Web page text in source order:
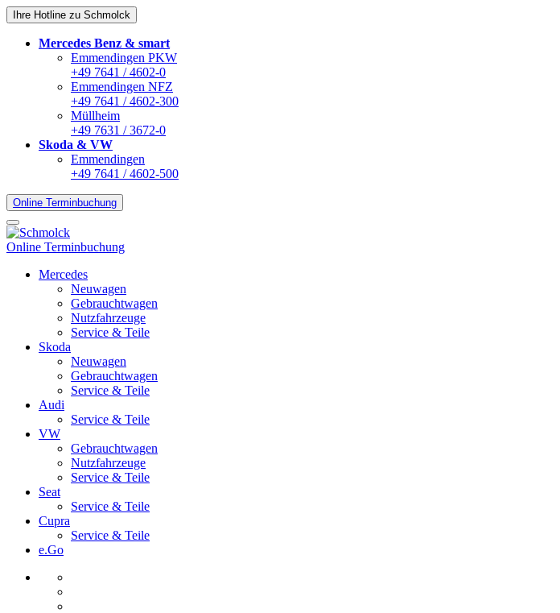
Ihre Hotline zu Schmolck
Mercedes Benz & smart
Emmendingen PKW
+49 7641 / 4602-0
Emmendingen NFZ
+49 7641 / 4602-300
Müllheim
+49 7631 / 3672-0
Skoda & VW
Emmendingen
+49 7641 / 4602-500
Online Terminbuchung
Online Terminbuchung
Mercedes
Neuwagen
Gebrauchtwagen
Nutzfahrzeuge
Service & Teile
Skoda
Neuwagen
Gebrauchtwagen
Service & Teile
Audi
Service & Teile
VW
Gebrauchtwagen
Nutzfahrzeuge
Service & Teile
Seat
Service & Teile
Cupra
Service & Teile
e.Go